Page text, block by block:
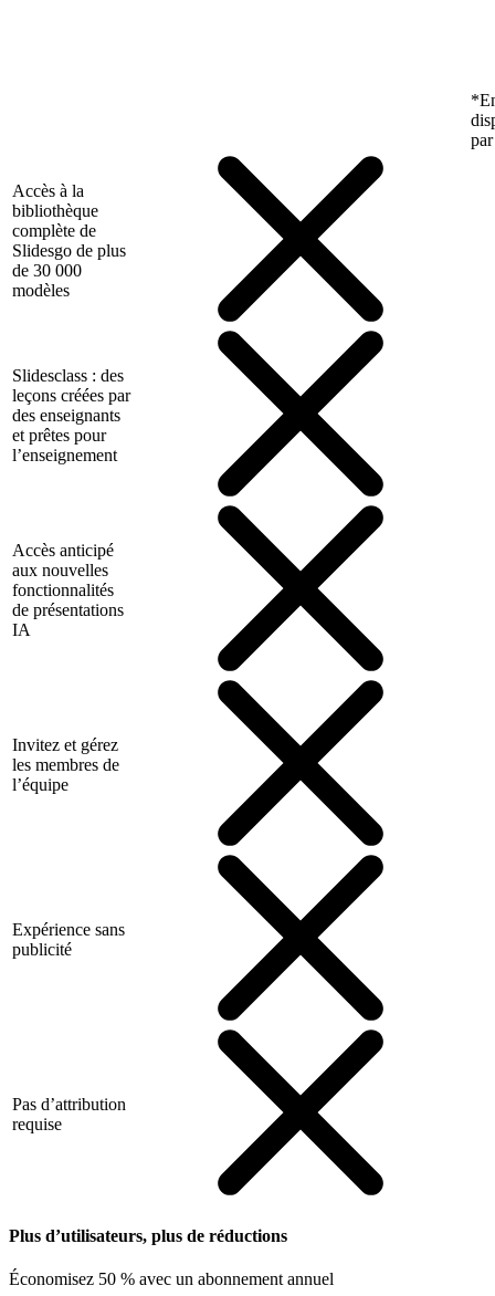
Accès à la
bibliothèque
complète de
Slidesgo de plus
de 30 000
modèles
Slidesclass : des
leçons créées par
des enseignants
et prêtes pour
l’enseignement
Accès anticipé
aux nouvelles
fonctionnalités
de présentations
IA
Invitez et gérez
les membres de
l’équipe
Expérience sans
publicité
Pas d’attribution
requise
Plus d’utilisateurs, plus de réductions
Économisez 50 % avec un abonnement annuel